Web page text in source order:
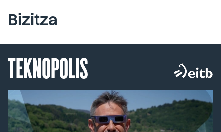
Bizitza
TEKNOPOLIS